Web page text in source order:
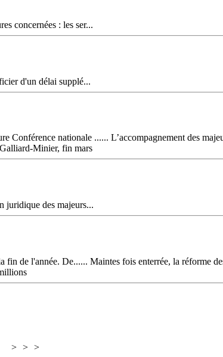
concernées : les ser...
d'un délai supplé...
Conférence nationale ...... L’accompagnement des
Minier, fin mars
juridique des majeurs...
fin de l'année. De...... Maintes fois enterrée, la réforme
> > >